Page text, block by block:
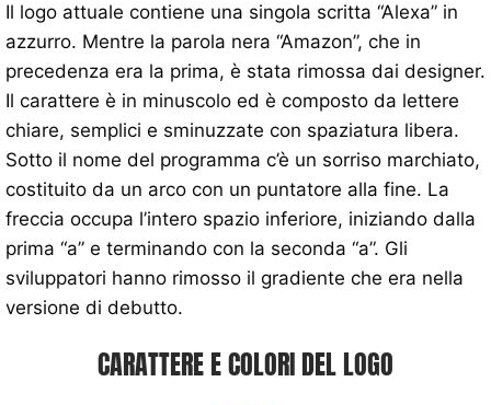
Il logo attuale contiene una singola scritta “Alexa” in
azzurro. Mentre la parola nera “Amazon”, che in
precedenza era la prima, è stata rimossa dai designer.
Il carattere è in minuscolo ed è composto da lettere
chiare, semplici e sminuzzate con spaziatura libera.
Sotto il nome del programma c’è un sorriso marchiato,
costituito da un arco con un puntatore alla fine. La
freccia occupa l’intero spazio inferiore, iniziando dalla
prima “a” e terminando con la seconda “a”. Gli
sviluppatori hanno rimosso il gradiente che era nella
versione di debutto.
CARATTERE E COLORI DEL LOGO